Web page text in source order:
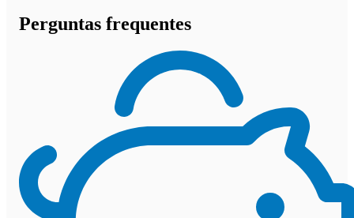
Perguntas frequentes